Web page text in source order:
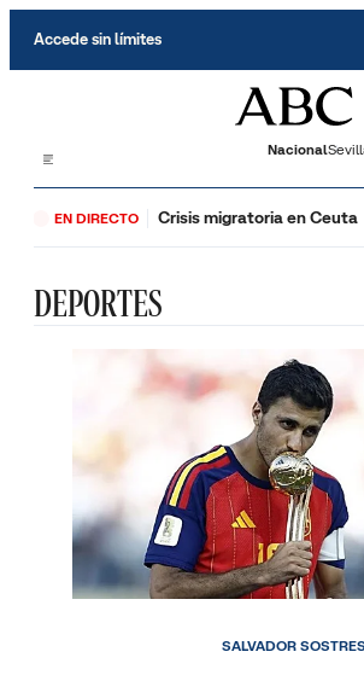
Accede sin límites
Nacional
EN DIRECTO Crisis migratoria en Ceuta
DEPORTES
SALVADOR SOSTRES